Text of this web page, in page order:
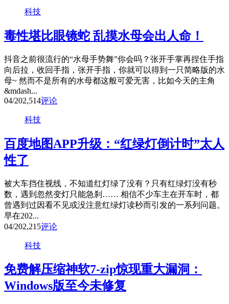
科技
毒性堪比眼镜蛇 乱摸水母会出人命！
抖音之前很流行的“水母手势舞”你会吗？张开手掌再捏住手指
向后拉，收回手指，张开手指，你就可以得到一只简略版的水
母~ 然而不是所有的水母都这般可爱无害，比如今天的主角
&mdash...
04/202,514评论
科技
百度地图APP升级：“红绿灯倒计时”太人
性了
被大车挡住视线，不知道红灯绿了没有？只有红绿灯没有秒
数，遇到忽然变灯只能急刹…… 相信不少车主在开车时，都
曾遇到过因看不见或没注意红绿灯读秒而引发的一系列问题。
早在202...
04/202,215评论
科技
免费解压缩神软7-zip惊现重大漏洞：
Windows版至今未修复